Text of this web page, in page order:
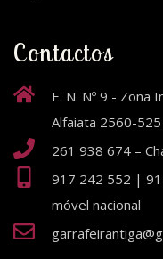
Contactos
E. N. Nº 9 - Zona
Alfaiata 2560-
261 938 674 –
917 242 552 |
móvel nacional